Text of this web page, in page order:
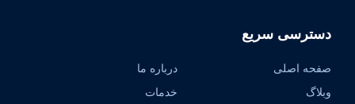
دسترسی سریع
صفحه اصلی
درباره ما
وبلاگ
خدمات